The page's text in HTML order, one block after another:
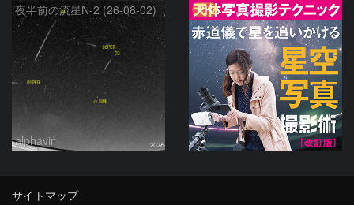
夜半前の流星N-2 (26-08-02)
alphavir
PR
サイトマップ